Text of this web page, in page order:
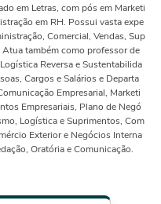
em Letras, com pós em Marketi
em RH. Possui vasta expe
Comercial, Vendas, Sup
Atua também como professor de
Reversa e Sustentabilida
Cargos e Salários e Departa
Empresarial, Marketi
Empresariais, Plano de Negó
Logística e Suprimentos, Com
Exterior e Negócios Interna
Oratória e Comunicação.